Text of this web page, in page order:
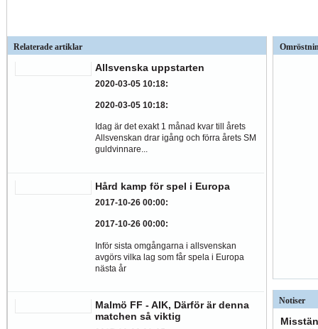
Relaterade artiklar
Allsvenska uppstarten
2020-03-05 10:18:
2020-03-05 10:18:
Idag är det exakt 1 månad kvar till årets
Allsvenskan drar igång och förra årets SM
guldvinnare...
Hård kamp för spel i Europa
2017-10-26 00:00:
2017-10-26 00:00:
Inför sista omgångarna i allsvenskan
avgörs vilka lag som får spela i Europa
nästa år
Malmö FF - AIK, Därför är denna
matchen så viktig
Notiser